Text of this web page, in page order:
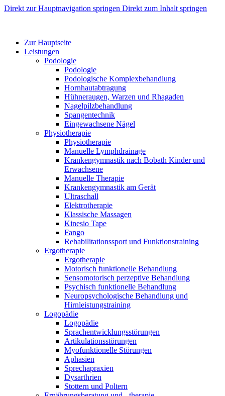
Direkt zur Hauptnavigation springen Direkt zum Inhalt springen
Zur Hauptseite
Leistungen
Podologie
Podologie
Podologische Komplexbehandlung
Hornhautabtragung
Hühneraugen, Warzen und Rhagaden
Nagelpilzbehandlung
Spangentechnik
Eingewachsene Nägel
Physiotherapie
Physiotherapie
Manuelle Lymphdrainage
Krankengymnastik nach Bobath Kinder und
Erwachsene
Manuelle Therapie
Krankengymnastik am Gerät
Ultraschall
Elektrotherapie
Klassische Massagen
Kinesio Tape
Fango
Rehabilitationssport und Funktionstraining
Ergotherapie
Ergotherapie
Motorisch funktionelle Behandlung
Sensomotorisch perzeptive Behandlung
Psychisch funktionelle Behandlung
Neuropsychologische Behandlung und
Hirnleistungstraining
Logopädie
Logopädie
Sprachentwicklungsstörungen
Artikulationsstörungen
Myofunktionelle Störungen
Aphasien
Sprechapraxien
Dysarthrien
Stottern und Poltern